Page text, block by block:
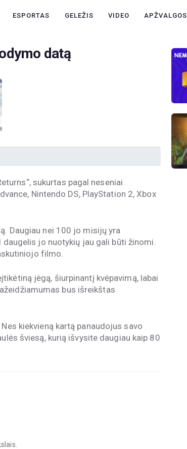
ESPORTAS GELEŽIS VIDEO APŽVALGOS
datą
sukurtas pagal neseniai
Nintendo DS, PlayStation 2, Xbox
Daugiau nei 100 jo misijų yra
jo nuotykių jau gali būti žinomi.
filmo.
jėgą, šiurpinantį kvėpavimą, labai
bus išreikštas
kiekvieną kartą panaudojus savo
šviesą, kurią išvysite daugiau kaip 80